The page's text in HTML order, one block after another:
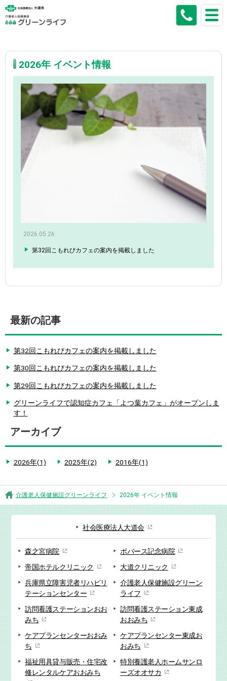
2026年 イベント情報
2026.05.26
第32回こもれびカフェの案内を掲載しました
最新の記事
第32回こもれびカフェの案内を掲載しました
第30回こもれびカフェの案内を掲載しました
第29回こもれびカフェの案内を掲載しました
グリーンライフで認知症カフェ「よつ葉カフェ」がオープンしま
す！
アーカイブ
2026年(1) 2025年(2) 2016年(1)
介護老人保健施設グリーンライフ 2026年 イベント情報
社会医療法人大道会
森之宮病院
ボバース記念病院
帝国ホテルクリニック
大道クリニック
兵庫県立障害児者リハビリ
テーションセンター
介護老人保健施設グリーン
ライフ
訪問看護ステーションおお
みち
訪問看護ステーション東成
おおみち
ケアプランセンターおおみ
ち
ケアプランセンター東成お
おみち
福祉用具貸与販売・住宅改
修レンタルケアおおみち
特別養護老人ホームサンロ
ーズオオサカ